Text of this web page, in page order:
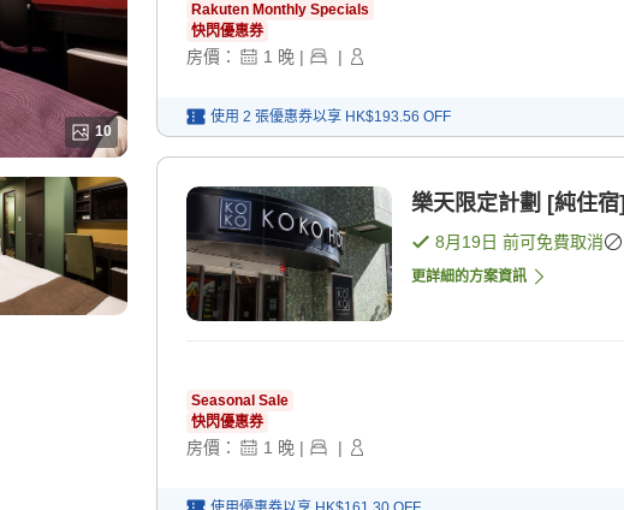
10
Rakuten Monthly Specials
快閃優惠券
房價： 1 晚 | |
使用 2 張優惠券以享 HK$193.56 OFF
樂天限定計劃 [純住宿]
8月19日 前可免費取消
更詳細的方案資訊
Seasonal Sale
快閃優惠券
房價： 1 晚 | |